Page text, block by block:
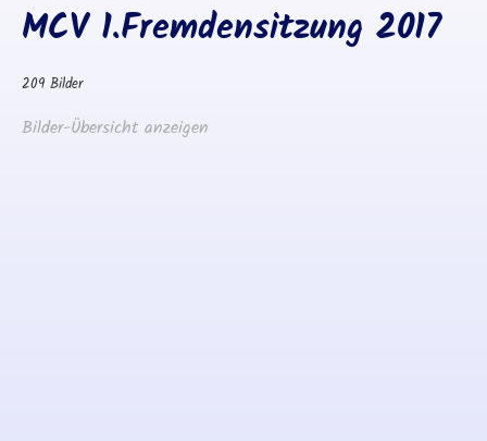
MCV 1.Fremdensitzung 2017
209 Bilder
Bilder-Übersicht anzeigen